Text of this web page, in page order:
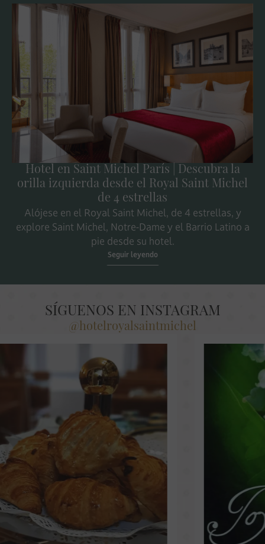
Hotel en Saint Michel París | Descubra la
orilla izquierda desde el Royal Saint Michel
de 4 estrellas
Alójese en el Royal Saint Michel, de 4 estrellas, y
explore Saint Michel, Notre-Dame y el Barrio Latino a
pie desde su hotel.
Seguir leyendo
SÍGUENOS EN INSTAGRAM
@hotelroyalsaintmichel